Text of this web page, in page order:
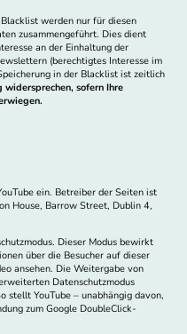
werden nur für diesen
zusammengeführt. Dies dient
an der Einhaltung der
(berechtigtes Interesse im
in der Blacklist ist zeitlich
widersprechen, sofern Ihre
ein. Betreiber der Seiten ist
House, Barrow Street, Dublin 4,
Dieser Modus bewirkt
über die Besucher auf dieser
ansehen. Die Weitergabe von
Datenschutzmodus
stellt YouTube – unabhängig davon,
zum Google DoubleClick-